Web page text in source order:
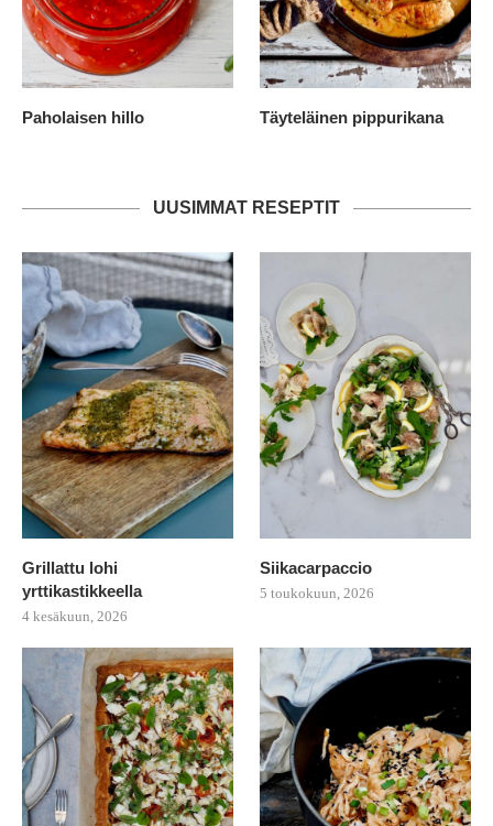
Paholaisen hillo Täyteläinen pippurikana
UUSIMMAT RESEPTIT
Grillattu lohi
yrttikastikkeella
4 kesäkuun, 2026
Siikacarpaccio
5 toukokuun, 2026